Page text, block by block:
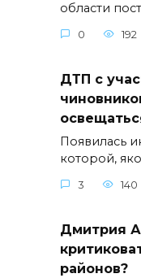
области
0 192
ДТП с
Появилась
которой,
3 140
Дмитрия
районов?